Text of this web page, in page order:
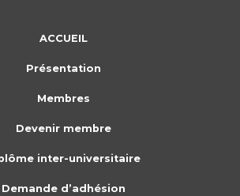
ACCUEIL
Présentation
Membres
Devenir membre
inter-universitaire
Demande d’adhésion